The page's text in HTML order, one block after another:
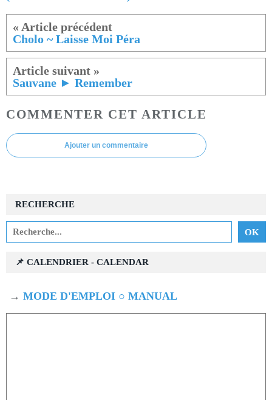
Cholo ~ Laisse Moi Péra
Sauvane ► Remember
COMMENTER CET ARTICLE
Ajouter un commentaire
RECHERCHE
📌 CALENDRIER - CALENDAR
→ MODE D'EMPLOI ○ MANUAL